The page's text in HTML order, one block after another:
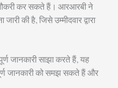
कर सकते हैं। आरआरबी ने
की है, जिसे उम्मीदवार द्वारा
जानकारी साझा करते हैं, यह
जानकारी को समझ सकते हैं और